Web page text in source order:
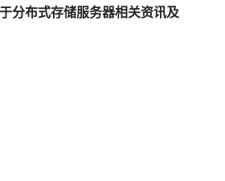
分布式存储服务器相关资讯及